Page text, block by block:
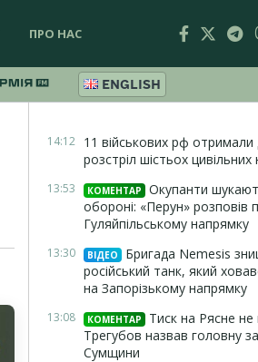
ПРО НАС
ENGLISH
14:12 11 військових рф отримали
розстріл шістьох цивільних
13:53 КОМЕНТАР
Окупанти
обороні: «Перун» розповів
Гуляйпільському напрямку
13:30 ВІДЕО
Бригада Nemesis
російський танк, який
на Запорізькому напрямку
13:08 КОМЕНТАР
Тиск на Рясне не
Трегубов назвав головну
Сумщини